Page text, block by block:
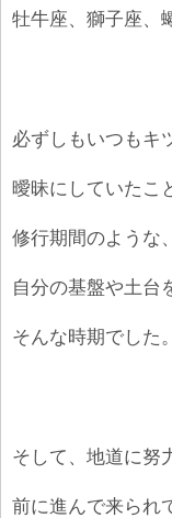
牡牛座、獅子座、
必ずしもいつもキ
曖昧にしていたこ
修行期間のような
自分の基盤や土台
そんな時期でした。
そして、地道に努
前に進んで来られ